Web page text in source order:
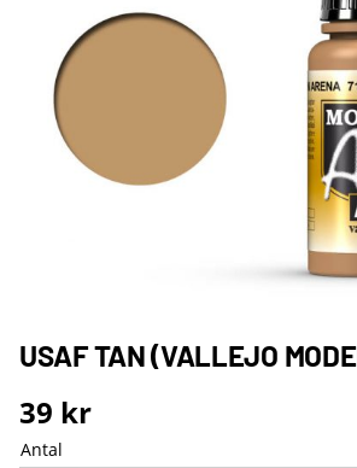
USAF TAN (VALLEJO
39 kr
Antal